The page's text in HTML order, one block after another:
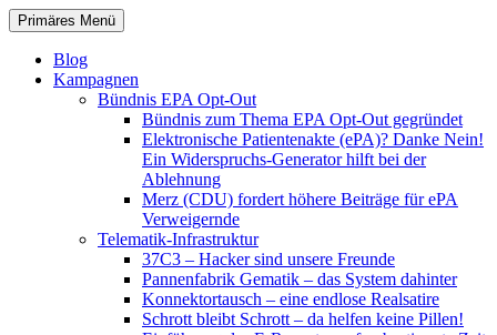
Zum
Inhalt
springen
patientenrechte-datenschutz.de
Suchen
Primäres Menü
Blog
Kampagnen
Bündnis EPA Opt-Out
Bündnis zum Thema EPA Opt-Out gegründet
Elektronische Patientenakte (ePA)? Danke Nein!
Ein Widerspruchs-Generator hilft bei der
Ablehnung
Merz (CDU) fordert höhere Beiträge für ePA
Verweigernde
Telematik-Infrastruktur
37C3 – Hacker sind unsere Freunde
Pannenfabrik Gematik – das System dahinter
Konnektortausch – eine endlose Realsatire
Schrott bleibt Schrott – da helfen keine Pillen!